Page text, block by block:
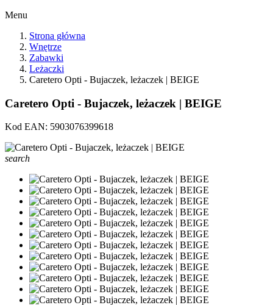
Menu
Strona główna
Wnętrze
Zabawki
Leżaczki
Caretero Opti - Bujaczek, leżaczek | BEIGE
Caretero Opti - Bujaczek, leżaczek | BEIGE
Kod EAN: 5903076399618
search